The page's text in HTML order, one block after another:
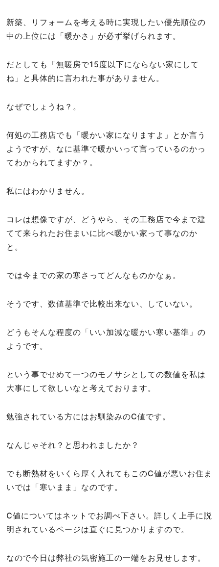
新築、リフォームを考える時に実現したい優先順位の
中の上位には「暖かさ」が必ず挙げられます。
だとしても「無暖房で15度以下にならない家にして
ね」と具体的に言われた事がありません。
なぜでしょうね？。
何処の工務店でも「暖かい家になりますよ」とか言う
ようですが、なに基準で暖かいって言っているのかっ
てわかられてますか？。
私にはわかりません。
コレは想像ですが、どうやら、その工務店で今まで建
てて来られたお住まいに比べ暖かい家って事なのか
と。
では今までの家の寒さってどんなものかなぁ。
そうです、数値基準で比較出来ない、していない。
どうもそんな程度の「いい加減な暖かい寒い基準」の
ようです。
という事でせめて一つのモノサシとしての数値を私は
大事にして欲しいなと考えております。
勉強されている方にはお馴染みのC値です。
なんじゃそれ？と思われましたか？
でも断熱材をいくら厚く入れてもこのC値が悪いお住ま
いでは「寒いまま」なのです。
C値についてはネットでお調べ下さい。詳しく上手に説
明されているページは直ぐに見つかりますので。
なので今日は弊社の気密施工の一端をお見せします。